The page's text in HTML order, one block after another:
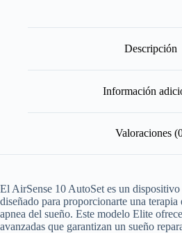
Descripción
Información
Valoraciones
El AirSense 10 AutoSet es un
diseñado para proporcionarte una
apnea del sueño. Este modelo Elite
avanzadas que garantizan un sueño